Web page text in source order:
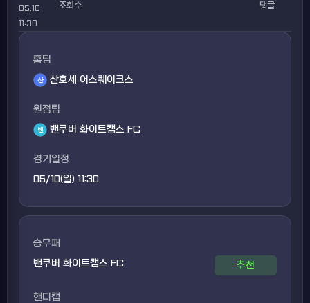
05.10
11:30
조회수 댓글
홈팀
산호세 어스퀘이크스
원정팀
밴쿠버 화이트캡스 FC
경기일정
05/10(일) 11:30
승무패
밴쿠버 화이트캡스 FC
추천
핸디캡